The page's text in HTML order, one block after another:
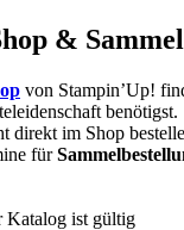
&
von Stampin’Up!
benötigst.
direkt im Shop
für
Katalog ist gültig